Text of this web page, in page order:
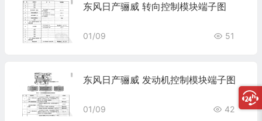
东风日产骊威 转向控制模块端子图
01/09 51
东风日产骊威 发动机控制模块端子图
01/09 42